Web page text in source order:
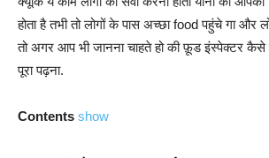
होता है तभी तो लोगों के पास अच्छा food पहुंचे गा और
तो अगर आप भी जानना चाहते हो की फ़ूड इंस्पेक्टर कैसे
पूरा पढ़ना.
Contents show